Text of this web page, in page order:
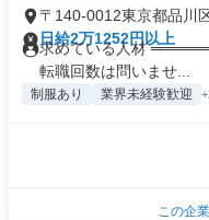
〒140-0012東京都品川
日給2万1252円以上
求めている人材
転職回数は問いませ...
制服あり 業界未経験歓迎
この企